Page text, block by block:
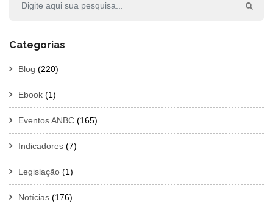
Categorias
Blog (220)
Ebook (1)
Eventos ANBC (165)
Indicadores (7)
Legislação (1)
Notícias (176)